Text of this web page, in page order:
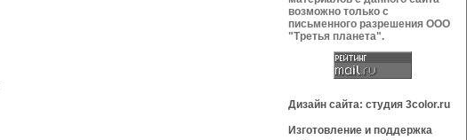
возможно только с
письменного разрешения OOO
"Третья планета".
Дизайн сайта: студия 3color.ru
Изготовление и поддержка